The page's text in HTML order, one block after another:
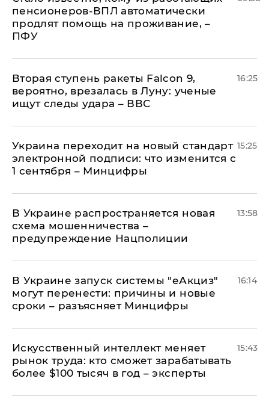
пенсионеров-ВПЛ автоматически
продлят помощь на проживание, –
ПФУ
Вторая ступень ракеты Falcon 9,
вероятно, врезалась в Луну: ученые
ищут следы удара – ВВС
16:25
Украина переходит на новый стандарт
электронной подписи: что изменится с
1 сентября – Минцифры
15:25
В Украине распространяется новая
схема мошенничества –
предупреждение Нацполиции
13:58
В Украине запуск системы "еАкциз"
могут перенести: причины и новые
сроки – разъясняет Минцифры
16:14
Искусственный интеллект меняет
рынок труда: кто сможет зарабатывать
более $100 тысяч в год – эксперты
15:43